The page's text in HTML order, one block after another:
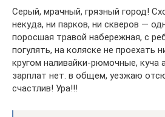
Серый, мрачный, грязный город!
некуда, ни парков, ни скверов —
поросшая травой набережная, с
погулять, на коляске не проехать
кругом наливайки-рюмочные, куча
зарплат нет. в общем, уезжаю
счастлив! Ура!!!